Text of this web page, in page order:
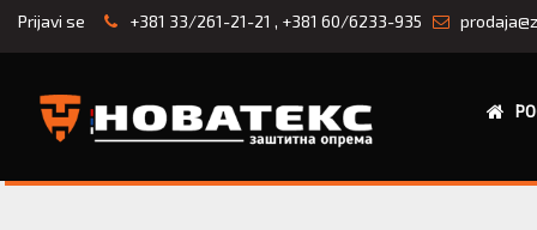
Prijavi se +381 33/261-21-21 , +381 60/6233-935